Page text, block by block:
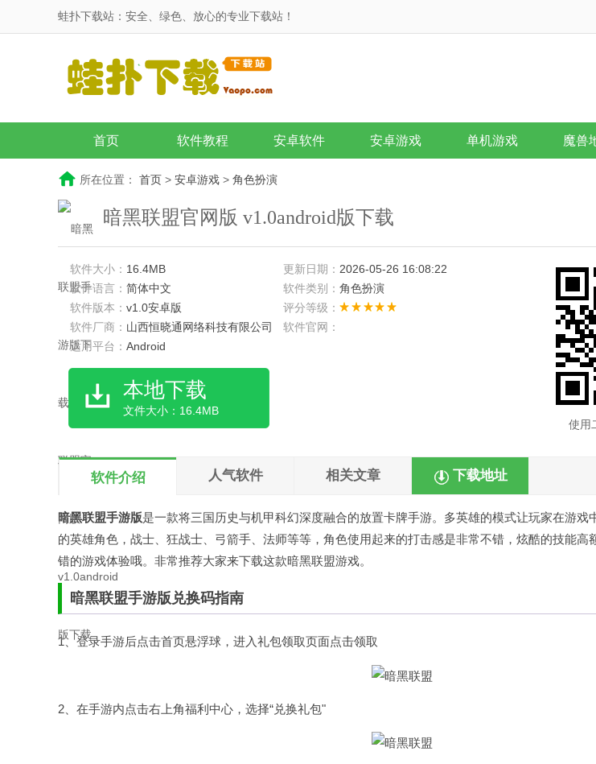
蛙扑下载站：安全、绿色、放心的专业下载站！
首页 软件教程 安卓软件 安卓游戏 单机游戏 魔兽
所在位置： 首页 > 安卓游戏 > 角色扮演
暗黑联盟官网版 v1.0android版下载
软件大小： 16.4MB 更新日期： 2026-05-26 16:08:22
软件语言： 简体中文 软件类别： 角色扮演
软件版本： v1.0安卓版
评分等级：
软件厂商： 山西恒晓通网络科技有限公司
软件官网：
适用平台： Android
本地下载
文件大小：16.4MB
使用
软件介绍 人气软件 相关文章 下载地址
暗黑联盟手游版是一款将三国历史与机甲科幻深度融合的放置卡牌手游。多英雄的模式让玩家在游戏
的英雄角色，战士、狂战士、弓箭手、法师等等，角色使用起来的打击感是非常不错，炫酷的技能高
错的游戏体验哦。非常推荐大家来下载这款暗黑联盟游戏。
暗黑联盟手游版兑换码指南
1、登录手游后点击首页悬浮球，进入礼包领取页面点击领取
2、在手游内点击右上角福利中心，选择“兑换礼包"